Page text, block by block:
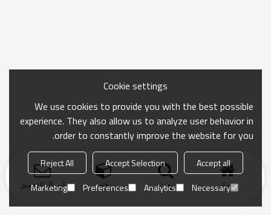
منزل بحث فئة ارسال التحقيق
Cookie settings
We use cookies to provide you with the best possible
experience. They also allow us to analyze user behavior in
order to constantly improve the website for you.
Accept all
Accept Selection
Reject All
Necessary
Analytics
Preferences
Marketing